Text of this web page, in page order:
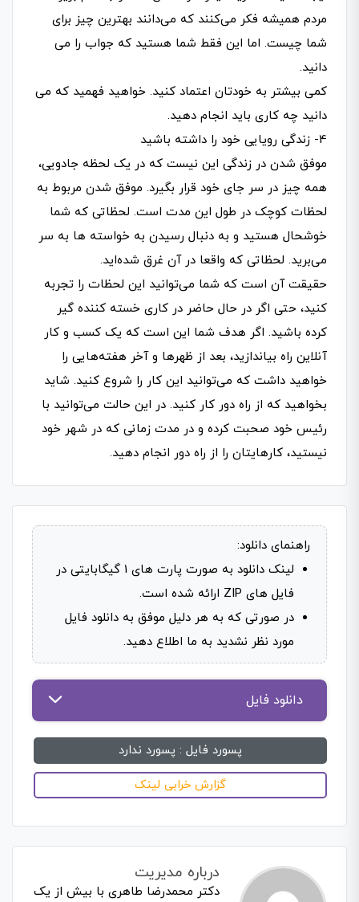
مردم همیشه فکر می­‌کنند که می­‌دانند بهترین چیز برای
شما چیست. اما این فقط شما هستید که جواب را می­‌
دانید.
کمی بیشتر به خودتان اعتماد کنید. خواهید فهمید که می­‌
دانید چه کاری باید انجام دهید.
4- زندگی رویایی خود را داشته باشید
موفق شدن در زندگی این نیست که در یک لحظه جادویی،
همه چیز در سر جای خود قرار بگیرد. موفق شدن مربوط به
لحظات کوچک در طول این مدت است. لحظاتی که شما
خوشحال هستید و به دنبال رسیدن به خواسته‌ ها به سر
می‌برید. لحظاتی که واقعا در آن غرق شده­‌اید.
حقیقت آن است که شما می‌­توانید این لحظات را تجربه
کنید، حتی اگر در حال حاضر در کاری خسته کننده گیر
کرده باشید. اگر هدف شما این است که یک کسب­ و کار
آنلاین راه بیاندازید، بعد از ظهرها و آخر هفته­‌هایی را
خواهید داشت که می­‌توانید این کار را شروع کنید. شاید
بخواهید که از راه دور کار کنید. در این حالت می‌­توانید با
رئیس خود صحبت کرده و در مدت زمانی که در شهر خود
نیستید، کارهایتان را از راه دور انجام دهید.
راهنمای دانلود:
لینک دانلود به صورت پارت های 1 گیگابایتی در
فایل های ZIP ارائه شده است.
در صورتی که به هر دلیل موفق به دانلود فایل
مورد نظر نشدید به ما اطلاع دهید.
دانلود فایل
پسورد فایل : پسورد ندارد
گزارش خرابی لینک
درباره مدیریت
دکتر محمدرضا طاهری با بیش از یک